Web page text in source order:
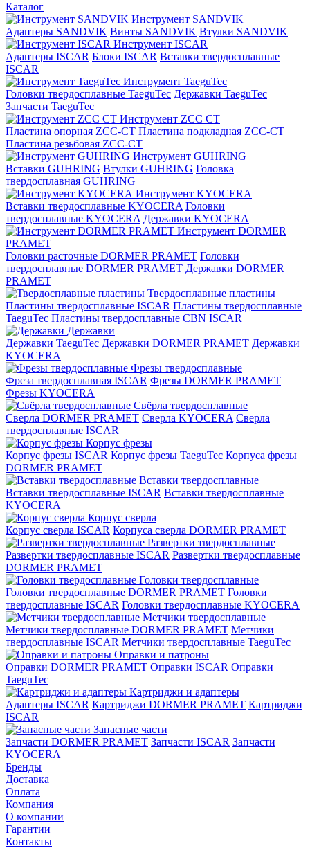
Каталог
Инструмент SANDVIK
Адаптеры SANDVIK Винты SANDVIK Втулки SANDVIK
Инструмент ISCAR
Адаптеры ISCAR Блоки ISCAR Вставки твердосплавные
ISCAR
Инструмент TaeguTec
Головки твердосплавные TaeguTec Державки TaeguTec
Запчасти TaeguTec
Инструмент ZCС CT
Пластина опорная ZCC-CT Пластина подкладная ZCC-CT
Пластина резьбовая ZCC-CT
Инструмент GUHRING
Вставки GUHRING Втулки GUHRING Головка
твердосплавная GUHRING
Инструмент KYOCERA
Вставки твердосплавные KYOCERA Головки
твердосплавные KYOCERA Державки KYOCERA
Инструмент DORMER
PRAMET
Головки расточные DORMER PRAMET Головки
твердосплавные DORMER PRAMET Державки DORMER
PRAMET
Твердосплавные пластины
Пластины твердосплавные ISCAR Пластины твердосплавные
TaeguTec Пластины твердосплавные CBN ISCAR
Державки
Державки TaeguTec Державки DORMER PRAMET Державки
KYOCERA
Фрезы твердосплавные
Фреза твердосплавная ISCAR Фрезы DORMER PRAMET
Фрезы KYOCERA
Свёрла твердосплавные
Сверла DORMER PRAMET Сверла KYOCERA Сверла
твердосплавные ISCAR
Корпус фрезы
Корпус фрезы ISCAR Корпус фрезы TaeguTec Корпуса фрезы
DORMER PRAMET
Вставки твердосплавные
Вставки твердосплавные ISCAR Вставки твердосплавные
KYOCERA
Корпус сверла
Корпус сверла ISCAR Корпуса сверла DORMER PRAMET
Развертки твердосплавные
Развертки твердосплавные ISCAR Развертки твердосплавные
DORMER PRAMET
Головки твердосплавные
Головки твердосплавные DORMER PRAMET Головки
твердосплавные ISCAR Головки твердосплавные KYOCERA
Метчики твердосплавные
Метчики твердосплавные DORMER PRAMET Метчики
твердосплавные ISCAR Метчики твердосплавные TaeguTec
Оправки и патроны
Оправки DORMER PRAMET Оправки ISCAR Оправки
TaeguTec
Картриджи и адаптеры
Адаптеры ISCAR Картриджи DORMER PRAMET Картриджи
ISCAR
Запасные части
Запчасти DORMER PRAMET Запчасти ISCAR Запчасти
KYOCERA
Бренды
Доставка
Оплата
Компания
О компании
Гарантии
Контакты